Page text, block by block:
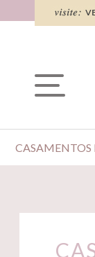
CASAMENTOS